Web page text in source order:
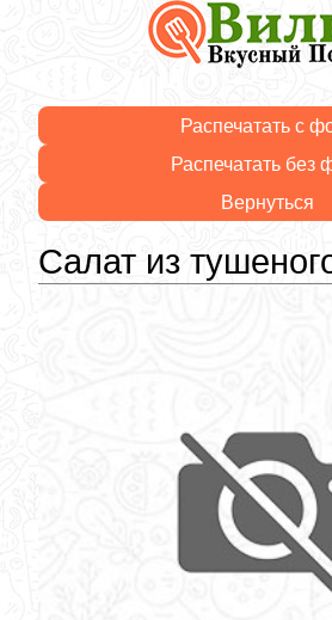
Распечатать с
Распечатать без
Вернуться
Салат из